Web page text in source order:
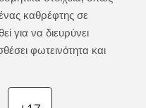
καθρέφτης σε
για να διευρύνει
φωτεινότητα και